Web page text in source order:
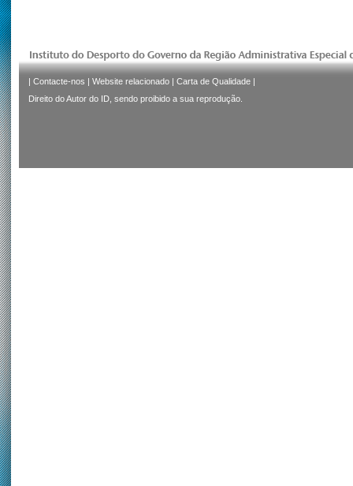
| Contacte-nos | Website relacionado | Carta de Qualidade |
Direito do Autor do ID, sendo proibido a sua reprodução.